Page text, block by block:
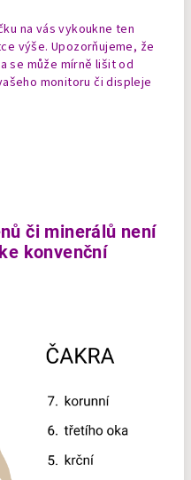
na vás vykoukne ten
výše. Upozorňujeme, že
se může mírně lišit od
monitoru či displeje
či minerálů není
konvenční